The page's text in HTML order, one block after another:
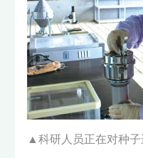
▲ 科研人员正在对种